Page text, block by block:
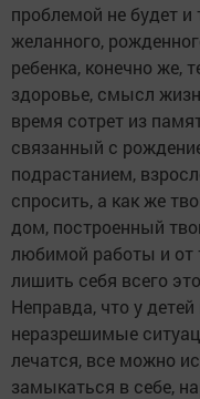
проблемой не будет и
желанного,
ребенка, конечно же,
здоровье, смысл
время сотрет из
связанный с
подрастанием,
спросить, а как же
дом, построенный
любимой работы и от
лишить себя всего
Неправда, что у
неразрешимые
лечатся, все можно
замыкаться в себе,